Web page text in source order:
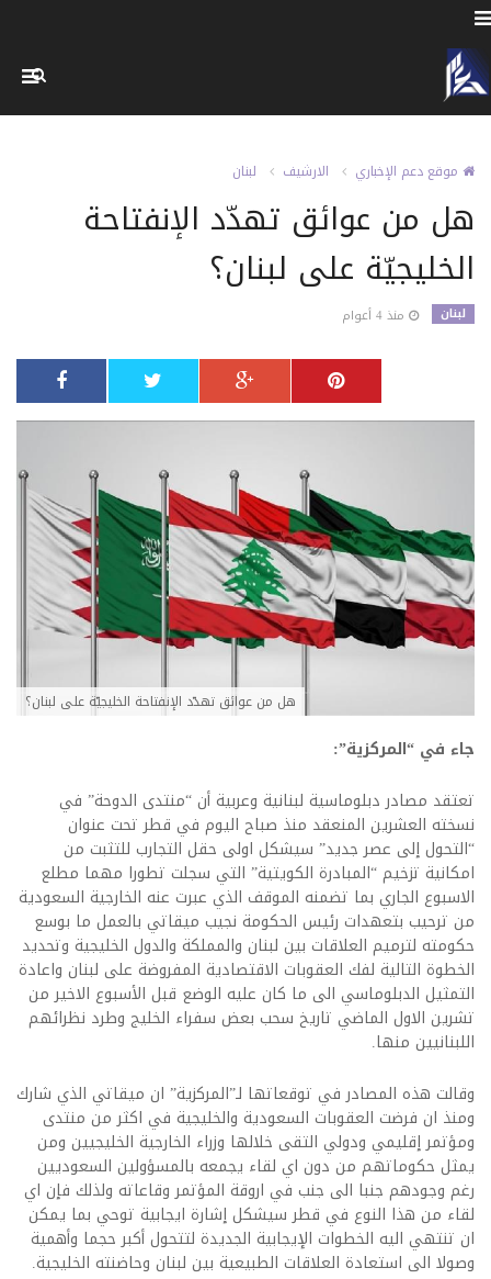
موقع دعم الإخباري الارشيف لبنان
هل من عوائق تهدّد الإنفتاحة
الخليجيّة على لبنان؟
لبنان منذ 4 أعوام
هل من عوائق تهدّد الإنفتاحة الخليجيّة على لبنان؟
جاء في “المركزية”:
تعتقد مصادر دبلوماسية لبنانية وعربية أن “منتدى الدوحة” في
نسخته العشرين المنعقد منذ صباح اليوم في قطر تحت عنوان
“التحول إلى عصر جديد” سيشكل اولى حقل التجارب للتثبت من
امكانية تزخيم “المبادرة الكويتية” التي سجلت تطورا مهما مطلع
الاسبوع الجاري بما تضمنه الموقف الذي عبرت عنه الخارجية السعودية
من ترحيب بتعهدات رئيس الحكومة نجيب ميقاتي بالعمل ما بوسع
حكومته لترميم العلاقات بين لبنان والمملكة والدول الخليجية وتحديد
الخطوة التالية لفك العقوبات الاقتصادية المفروضة على لبنان واعادة
التمثيل الدبلوماسي الى ما كان عليه الوضع قبل الأسبوع الاخير من
تشرين الاول الماضي تاريخ سحب بعض سفراء الخليج وطرد نظرائهم
اللبنانيين منها.
وقالت هذه المصادر في توقعاتها لـ”المركزية” ان ميقاتي الذي شارك
ومنذ ان فرضت العقوبات السعودية والخليجية في اكثر من منتدى
ومؤتمر إقليمي ودولي التقى خلالها وزراء الخارجية الخليجيين ومن
يمثل حكوماتهم من دون اي لقاء يجمعه بالمسؤولين السعوديين
رغم وجودهم جنبا الى جنب في اروقة المؤتمر وقاعاته ولذلك فإن اي
لقاء من هذا النوع في قطر سيشكل إشارة ايجابية توحي بما يمكن
ان تنتهي اليه الخطوات الإيجابية الجديدة لتتحول أكبر حجما وأهمية
وصولا الى استعادة العلاقات الطبيعية بين لبنان وحاضنته الخليجية.